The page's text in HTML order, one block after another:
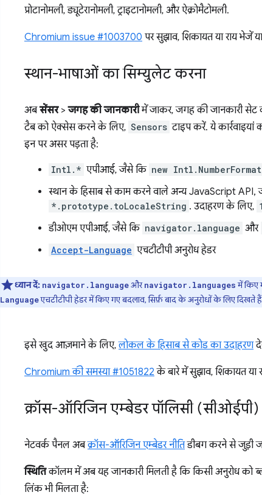
प्रोटानोमली, ड्यूटेरानोमली, ट्राइटानोमली, और ऐक्रोमैटोमली.
Chromium issue #1003700 पर सुझाव, शिकायत या राय भेजें
स्थान-भाषाओं का सिम्युलेट करना
अबसेंसर>जगह की जानकारीमें जाकर, जगह की जानकारी
टैब को ऐक्सेस करने के लिए, Sensors टाइप करें. ये
इन पर असर पड़ता है:
Intl.* एपीआई, जैसे कि new
स्थान के हिसाब से काम करने वाले अन्य JavaScript API,
*.prototype.toLocaleString . उदाहरण के लिए,
डीओएम एपीआई, जैसे कि navigator.language और
Accept-Language एचटीटीपी अनुरोध हेडर
ध्यान दें: navigator.languageऔरnavigator.languagesमें किए
Languageएचटीटीपी हेडर में किए गए बदलाव, सिर्फ़ बाद के अनुरोधों के लिए दिखते
इसे खुद आज़माने के लिए,लोकल के हिसाब से कोड का उदाहरण
Chromium की समस्या #1051822 के बारे में सुझाव, शिकायत या
क्रॉस-ऑरिजिन एम्बेडर पॉलिसी
नेटवर्क पैनल अबक्रॉस-ऑरिजिन एम्बेडर नीतिडीबग करने से जुड़ी
स्थितिकॉलम में अब यह जानकारी मिलती है कि किसी अनुरोध को
लिंक भी मिलता है: